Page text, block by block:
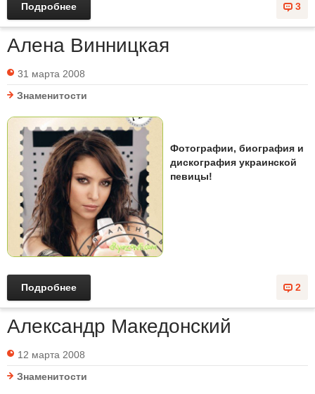
3
Подробнее
Алена Винницкая
31 марта 2008
Знаменитости
Фотографии, биография и
дискография украинской
певицы!
2
Подробнее
Александр Македонский
12 марта 2008
Знаменитости